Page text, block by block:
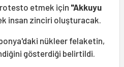
etmek için "Akkuyu
insan zinciri oluşturacak.
nükleer felaketin,
gösterdiği belirtildi.